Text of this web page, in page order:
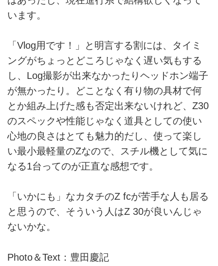
います。
「Vlog用です！」と明言する割には、タイミ
ングがちょっとどころじゃなく遅い気もする
し、Log撮影が出来なかったりヘッドホン端子
が無かったり。どことなく有り物の具材で何
とか組み上げた感も否定出来ないけれど、Z30
のスペックや性能じゃなく道具としての使い
心地の良さはとても魅力的だし、使って楽し
い最小最軽量のZなので、スチル機として気に
なる1台ってのが正直な感想です。
「いかにも」なカタチのZ fcが苦手な人も居る
と思うので、そういう人はZ 30が良いんじゃ
ないかな。
Photo＆Text：豊田慶記